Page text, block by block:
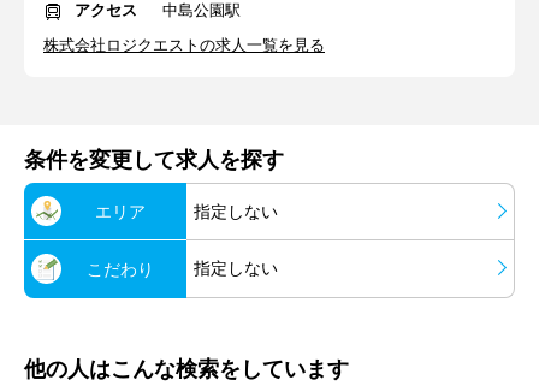
アクセス
中島公園駅
株式会社ロジクエストの求人一覧を見る
条件を変更して求人を探す
エリア 指定しない
こだわり 指定しない
他の人はこんな検索をしています